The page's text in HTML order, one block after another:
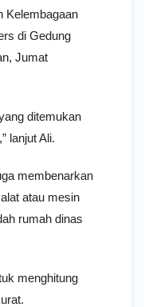
Kelembagaan
di Gedung
Jumat
ditemukan
lanjut Ali.
membenarkan
atau mesin
rumah dinas
menghitung